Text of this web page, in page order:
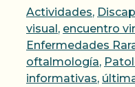
Categorías
Actividades,
visual, encuentro
Enfermedades
oftalmología,
informativas,